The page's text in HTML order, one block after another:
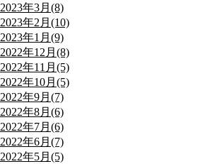
2023年3月(8)
2023年2月(10)
2023年1月(9)
2022年12月(8)
2022年11月(5)
2022年10月(5)
2022年9月(7)
2022年8月(6)
2022年7月(6)
2022年6月(7)
2022年5月(5)